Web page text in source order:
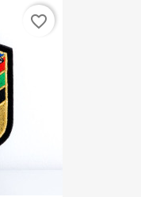
favorite_border